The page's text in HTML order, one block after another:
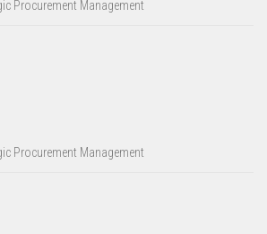
Procurement Management
Procurement Management